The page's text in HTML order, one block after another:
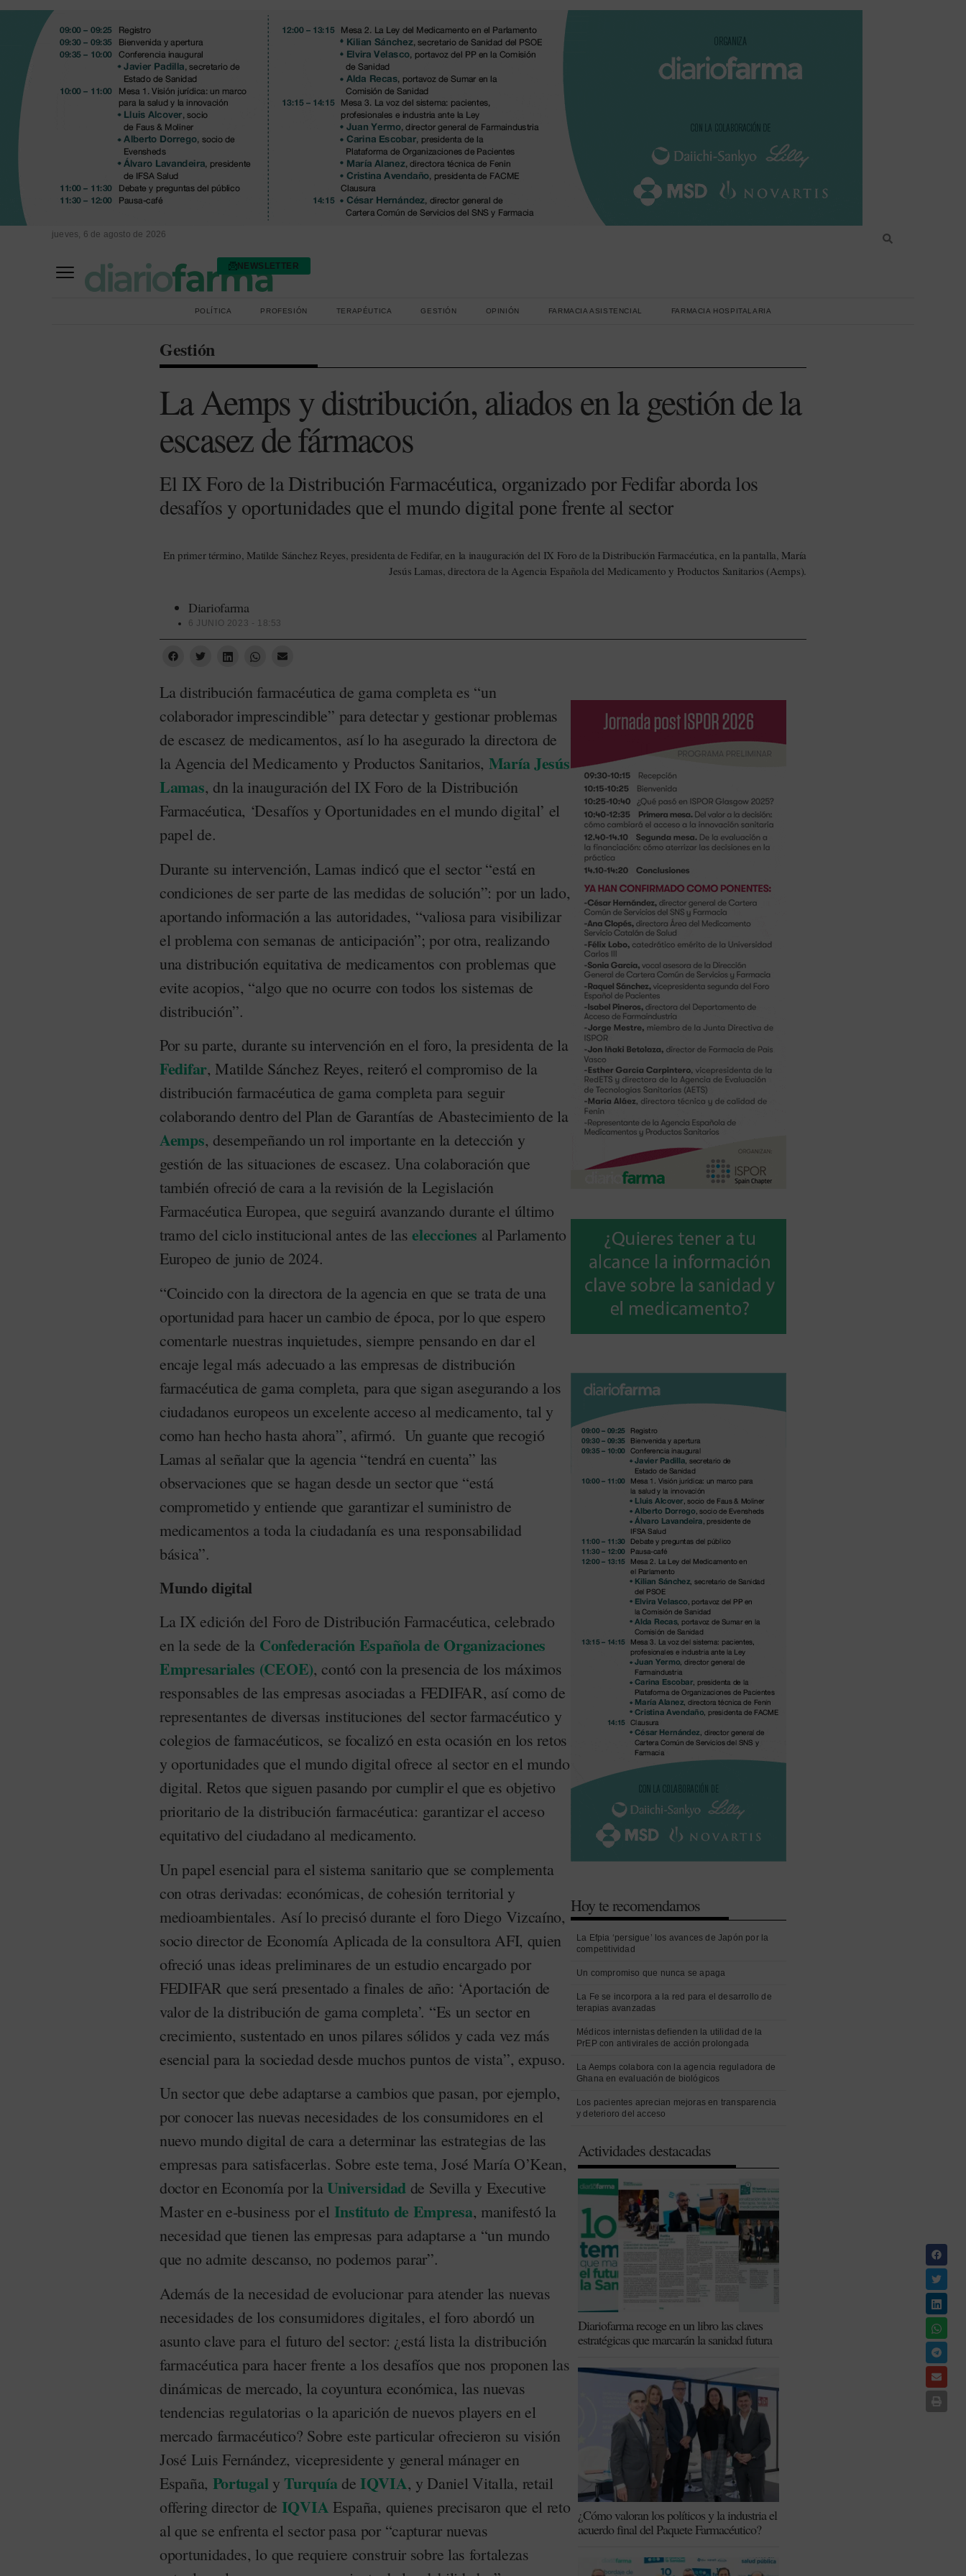
jueves, 6 de agosto de 2026
NEWSLETTER
POLÍTICA PROFESIÓN TERAPÉUTICA GESTIÓN OPINIÓN FARMACIA ASISTENCIAL FARMACIA HOSPITALARIA
Gestión
La Aemps y distribución, aliados en la gestión de la
escasez de fármacos
El IX Foro de la Distribución Farmacéutica, organizado por Fedifar aborda los
desafíos y oportunidades que el mundo digital pone frente al sector
En primer término, Matilde Sánchez Reyes, presidenta de Fedifar, en la inauguración del IX Foro de la Distribución Farmacéutica, en la pantalla, María
Jesús Lamas, directora de la Agencia Española del Medicamento y Productos Sanitarios (Aemps).
Diariofarma
6 JUNIO 2023 - 18:53
La distribución farmacéutica de gama completa es “un
colaborador imprescindible” para detectar y gestionar problemas
de escasez de medicamentos, así lo ha asegurado la directora de
la Agencia del Medicamento y Productos Sanitarios, María Jesús
Lamas, dn la inauguración del IX Foro de la Distribución
Farmacéutica, ‘Desafíos y Oportunidades en el mundo digital’ el
papel de.
Durante su intervención, Lamas indicó que el sector “está en
condiciones de ser parte de las medidas de solución”: por un lado,
aportando información a las autoridades, “valiosa para visibilizar
el problema con semanas de anticipación”; por otra, realizando
una distribución equitativa de medicamentos con problemas que
evite acopios, “algo que no ocurre con todos los sistemas de
distribución”.
Por su parte, durante su intervención en el foro, la presidenta de la
Fedifar, Matilde Sánchez Reyes, reiteró el compromiso de la
distribución farmacéutica de gama completa para seguir
colaborando dentro del Plan de Garantías de Abastecimiento de la
Aemps, desempeñando un rol importante en la detección y
gestión de las situaciones de escasez. Una colaboración que
también ofreció de cara a la revisión de la Legislación
Farmacéutica Europea, que seguirá avanzando durante el último
tramo del ciclo institucional antes de laselecciones al Parlamento
Europeo de junio de 2024.
“Coincido con la directora de la agencia en que se trata de una
oportunidad para hacer un cambio de época, por lo que espero
comentarle nuestras inquietudes, siempre pensando en dar el
encaje legal más adecuado a las empresas de distribución
farmacéutica de gama completa, para que sigan asegurando a los
ciudadanos europeos un excelente acceso al medicamento, tal y
como han hecho hasta ahora”, afirmó. Un guante que recogió
Lamas al señalar que la agencia “tendrá en cuenta” las
observaciones que se hagan desde un sector que “está
comprometido y entiende que garantizar el suministro de
medicamentos a toda la ciudadanía es una responsabilidad
básica”.
Mundo digital
La IX edición del Foro de Distribución Farmacéutica, celebrado
en la sede de la Confederación Española de Organizaciones
Empresariales (CEOE), contó con la presencia de los máximos
responsables de las empresas asociadas a FEDIFAR, así como de
representantes de diversas instituciones del sector farmacéutico y
colegios de farmacéuticos, se focalizó en esta ocasión en los retos
y oportunidades que el mundo digital ofrece al sector en el mundo
digital. Retos que siguen pasando por cumplir el que es objetivo
prioritario de la distribución farmacéutica: garantizar el acceso
equitativo del ciudadano al medicamento.
Un papel esencial para el sistema sanitario que se complementa
con otras derivadas: económicas, de cohesión territorial y
medioambientales. Así lo precisó durante el foro Diego Vizcaíno,
socio director de Economía Aplicada de la consultora AFI, quien
ofreció unas ideas preliminares de un estudio encargado por
FEDIFAR que será presentado a finales de año: ‘Aportación de
valor de la distribución de gama completa’. “Es un sector en
crecimiento, sustentado en unos pilares sólidos y cada vez más
esencial para la sociedad desde muchos puntos de vista”, expuso.
Un sector que debe adaptarse a cambios que pasan, por ejemplo,
por conocer las nuevas necesidades de los consumidores en el
nuevo mundo digital de cara a determinar las estrategias de las
empresas para satisfacerlas. Sobre este tema, José María O’Kean,
doctor en Economía por laUniversidadde Sevilla y Executive
Master en e-business por el Instituto de Empresa, manifestó la
necesidad que tienen las empresas para adaptarse a “un mundo
que no admite descanso, no podemos parar”.
Además de la necesidad de evolucionar para atender las nuevas
necesidades de los consumidores digitales, el foro abordó un
asunto clave para el futuro del sector: ¿está lista la distribución
farmacéutica para hacer frente a los desafíos que nos proponen las
dinámicas de mercado, la coyuntura económica, las nuevas
tendencias regulatorias o la aparición de nuevos players en el
mercado farmacéutico? Sobre este particular ofrecieron su visión
José Luis Fernández, vicepresidente y general mánager en
España, Portugal yTurquíadeIQVIA, y Daniel Vitalla, retail
offering director de IQVIA España, quienes precisaron que el reto
al que se enfrenta el sector pasa por “capturar nuevas
oportunidades, lo que requiere construir sobre las fortalezas
Hoy te recomendamos
La Efpia ‘persigue’ los avances de Japón por la
competitividad
Un compromiso que nunca se apaga
La Fe se incorpora a la red para el desarrollo de
terapias avanzadas
Médicos internistas defienden la utilidad de la
PrEP con antivirales de acción prolongada
La Aemps colabora con la agencia reguladora de
Ghana en evaluación de biológicos
Los pacientes aprecian mejoras en transparencia
y deterioro del acceso
Actividades destacadas
Diariofarma recoge en un libro las claves
estratégicas que marcarán la sanidad futura
¿Cómo valoran los políticos y la industria el
acuerdo final del Paquete Farmacéutico?